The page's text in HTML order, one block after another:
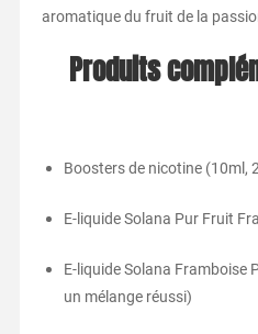
aromatique du fruit de la
Produits
Boosters de nicotine (10ml,
E-liquide Solana Pur Fruit
E-liquide Solana Framboise
un mélange réussi)